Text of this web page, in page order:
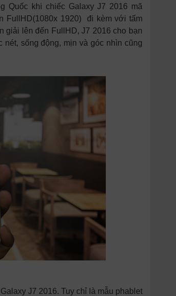
Quốc khi chiếc Galaxy J7 2016 mã
FullHD(1080x 1920) đi kèm với tấm
giải lên đến FullHD, J7 2016 cho bạn
sống động, mịn và góc nhìn cũng
J7 2016. Tuy chỉ là mẫu phablet